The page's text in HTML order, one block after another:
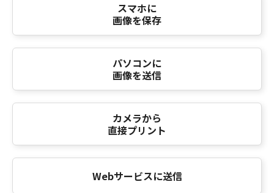
スマホに
画像を保存
パソコンに
画像を送信
カメラから
直接プリント
Webサービスに送信